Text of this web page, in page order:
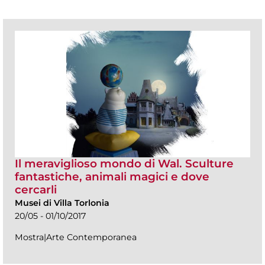
Il meraviglioso mondo di Wal. Sculture
fantastiche, animali magici e dove
cercarli
Musei di Villa Torlonia
20/05 - 01/10/2017
Mostra|Arte Contemporanea